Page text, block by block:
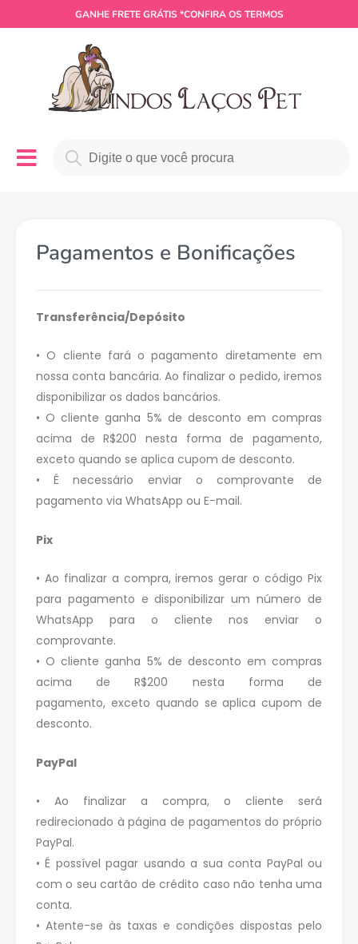
GANHE FRETE GRÁTIS *CONFIRA OS TERMOS
Pagamentos e Bonificações
Transferência/Depósito
• O cliente fará o pagamento diretamente em
nossa conta bancária. Ao finalizar o pedido, iremos
disponibilizar os dados bancários.
• O cliente ganha 5% de desconto em compras
acima de R$200 nesta forma de pagamento,
exceto quando se aplica cupom de desconto.
• É necessário enviar o comprovante de
pagamento via WhatsApp ou E-mail.
Pix
• Ao finalizar a compra, iremos gerar o código Pix
para pagamento e disponibilizar um número de
WhatsApp para o cliente nos enviar o
comprovante.
• O cliente ganha 5% de desconto em compras
acima de R$200 nesta forma de
pagamento, exceto quando se aplica cupom de
desconto.
PayPal
• Ao finalizar a compra, o cliente será
redirecionado à página de pagamentos do próprio
PayPal.
• É possível pagar usando a sua conta PayPal ou
com o seu cartão de crédito caso não tenha uma
conta.
• Atente-se às taxas e condições dispostas pelo